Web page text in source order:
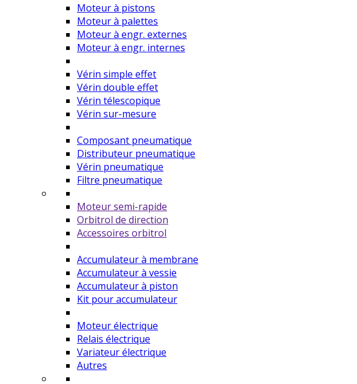
Moteur à pistons
Moteur à palettes
Moteur à engr. externes
Moteur à engr. internes
Vérin simple effet
Vérin double effet
Vérin télescopique
Vérin sur-mesure
Composant pneumatique
Distributeur pneumatique
Vérin pneumatique
Filtre pneumatique
Moteur semi-rapide
Orbitrol de direction
Accessoires orbitrol
Accumulateur à membrane
Accumulateur à vessie
Accumulateur à piston
Kit pour accumulateur
Moteur électrique
Relais électrique
Variateur électrique
Autres